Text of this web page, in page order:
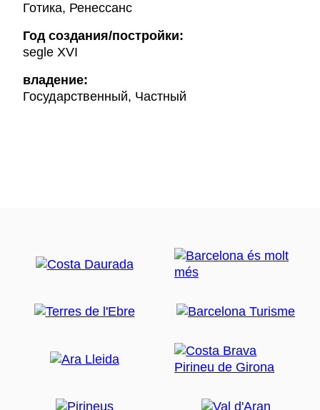
Готика, Ренессанс
Год создания/постройки:
segle XVI
владение:
Государственный, Частный